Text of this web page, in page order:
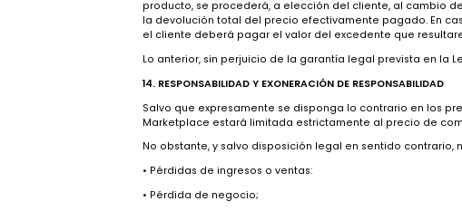
Si el Usuario contrata como consumidor, se le
cada tipo de producto, respondiendo, por tanto,
la garantía incluyendo el término de la misma y lo
Se entiende que los productos son conformes con
i. Se ajusten a la descripción realizada por el
conforme con el contrato, el Usuario deberá
anterior, sin perjuicio de que existen algunos